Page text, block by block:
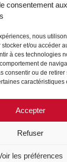
consentement aux
nous
et/ou accéder
à ces technologies
de
consentir ou de
caractéristiques
Accepter
Refuser
les préférences
Lire la